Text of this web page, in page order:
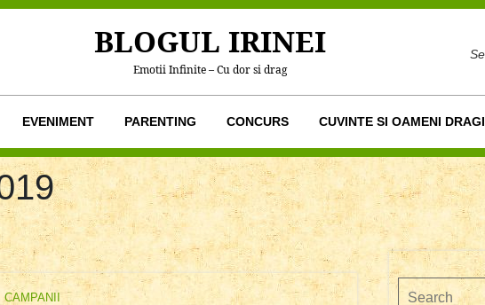
BLOGUL IRINEI
Emotii Infinite – Cu dor si drag
EVENIMENT PARENTING CONCURS CUVINTE SI OAMENI DRAGI
CAMPANII
Search